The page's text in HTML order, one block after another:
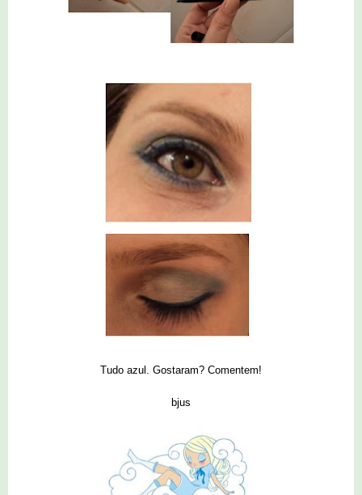
Tudo azul. Gostaram? Comentem!
bjus